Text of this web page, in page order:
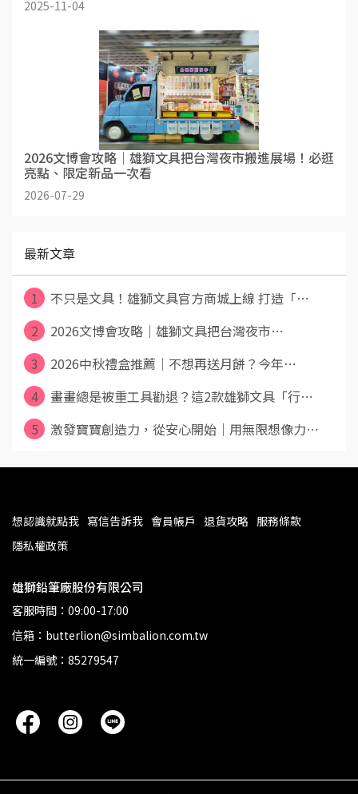
2025-11-04
2026文博會攻略｜雄獅文具把台灣夜市搬進展場！必逛
亮點、限定新品一次看
2026-07-29
最新文章
1
不只是文具！雄獅⽂具官方商城上線 打造「⋯
2
2026文博會攻略｜雄獅文具把台灣夜市⋯
3
2026中秋禮盒推薦｜不想再送月餅？今年⋯
4
畫畫總是被重工具勸退？這2款雄獅文具「行⋯
5
激發寶寶創造力，從安心開始｜用無限想像力⋯
想認識就點我 寫信告訴我 會員帳戶 退貨攻略 服務條款
隱私權政策
雄獅鉛筆廠股份有限公司
客服時間：09:00-17:00
信箱：butterlion@simbalion.com.tw
統一編號：85279547